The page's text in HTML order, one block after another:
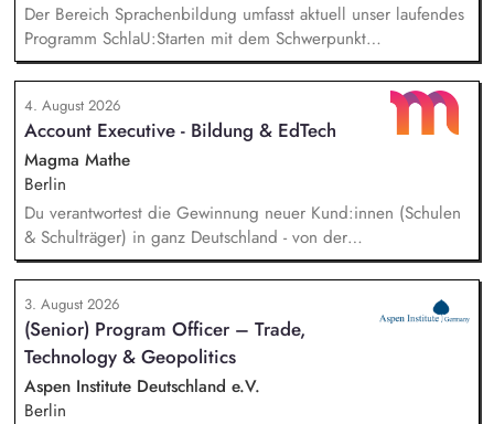
Der Bereich Sprachenbildung umfasst aktuell unser laufendes
Programm SchlaU:Starten mit dem Schwerpunkt
"Alphabetisierung in DaZ für die Grundschule" sowie
zukünftig weitere auf Unterrichtsmaterial bezogene Projekte
mit den Schwerpunkten sprachensensibles und
rassismuskritisches Deutschlernen von der Grundschule bis in
die Berufliche Bildung. Der Bereich Sprachenbildung
entwickelt in seinen Projekten dazu zielgruppengerechte und
innovative Unterrichtsmaterialien und begleitet pädagogische
Fachkräfte mit daran angeschlossenen
Weiterbildungsangeboten online wie offline.
4. August 2026
Account Executive - Bildung & EdTech
Magma Mathe
Berlin
Du verantwortest die Gewinnung neuer Kund:innen (Schulen
& Schulträger) in ganz Deutschland - von der
Leadgenerierung bis zum Vertragsabschluss. Dabei arbeitest
du sowohl mit selbst generierten Leads als auch mit
qualifizierten Inbound-Anfragen in einem typischen Sales-
Zyklus von rund zwei Monaten. Außerdem repräsentierst du
uns auf Messen, Konferenzen und Veranstaltungen im
Bildungsbereich und trägst aktiv dazu bei, unsere Marke in
Deutschland zu etablieren.
3. August 2026
(Senior) Program Officer – Trade,
Technology & Geopolitics
Aspen Institute Deutschland e.V.
Berlin